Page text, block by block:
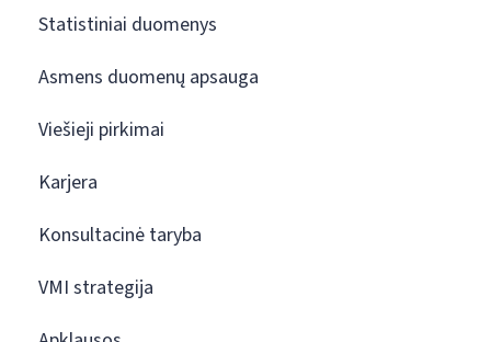
Statistiniai duomenys
Asmens duomenų apsauga
Viešieji pirkimai
Karjera
Konsultacinė taryba
VMI strategija